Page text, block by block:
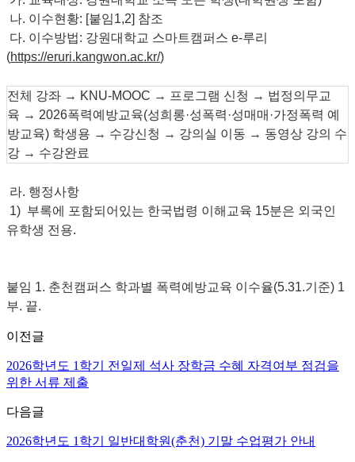
나. 이수현황: [붙임1,2] 참조
다. 이수방법: 강원대학교 스마트캠퍼스 e-루리
(https://eruri.kangwon.ac.kr/)
전체 강좌 → KNU-MOOC → 프로그램 신청 → 법정의무교
육 → 2026폭력예방교육(성희롱·성폭력·성매매·가정폭력 예
방교육) 학생용 → 수강신청 → 강의실 이동 → 동영상 강의 수
강 → 수강완료
라. 행정사항
1) 부록에 포함되어있는 한국법령 이해교육 15분은 외국인
유학생 전용.
붙임 1. 춘천캠퍼스 학과별 폭력예방교육 이수율(5.31.기준) 1
부. 끝.
이전글
2026학년도 1학기 전일제 석사 장학금 수혜 자격여부 점검을
위한 서류 제출
다음글
2026학년도 1학기 일반대학원(춘천) 기말 수업평가 안내